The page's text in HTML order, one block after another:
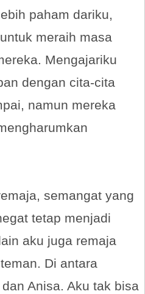
paham dariku,
meraih masa
Mengajariku
dengan cita-cita
namun mereka
semangat yang
tetap menjadi
aku juga remaja
Di antara
Anisa. Aku tak bisa